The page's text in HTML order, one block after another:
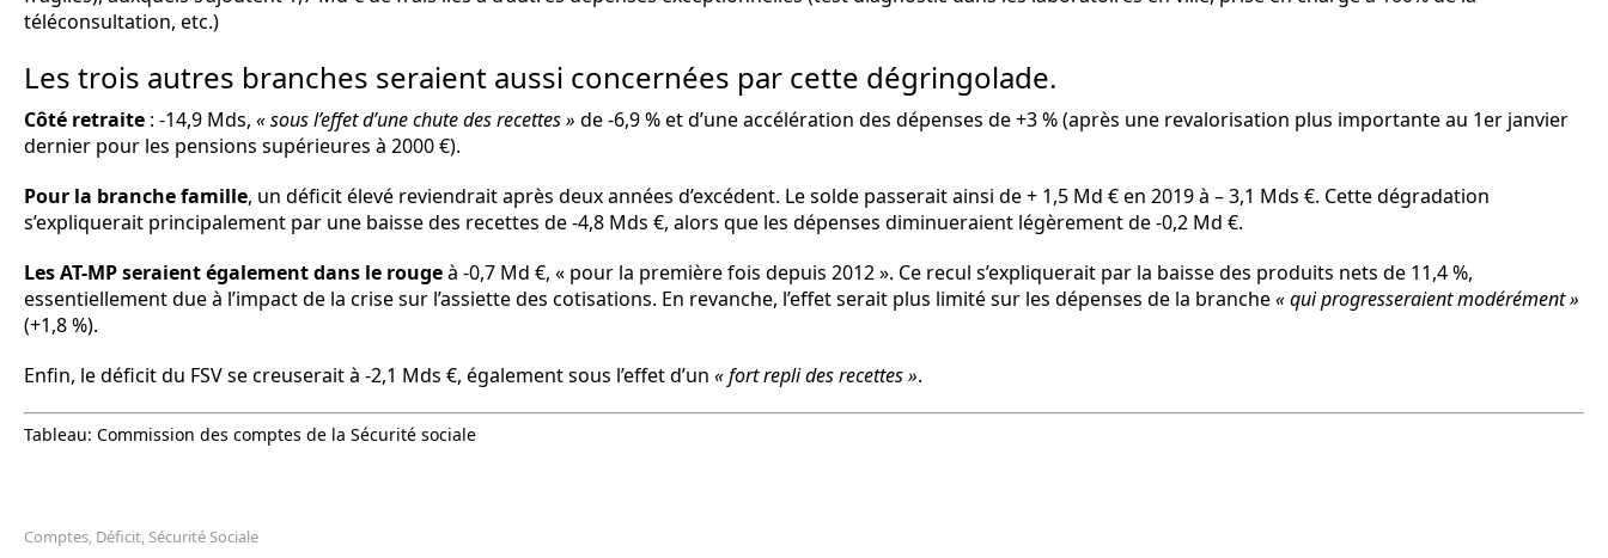
téléconsultation, etc.)
Les trois autres branches seraient aussi concernées par cette dégringolade.
Côté retraite : -14,9 Mds, « sous l’effet d’une chute des recettes » de -6,9 % et d’une accélération des dépenses de +3 % (après une revalorisation plus importante au 1er janvier
dernier pour les pensions supérieures à 2000 €).
Pour la branche famille, un déficit élevé reviendrait après deux années d’excédent. Le solde passerait ainsi de + 1,5 Md € en 2019 à – 3,1 Mds €. Cette dégradation
s’expliquerait principalement par une baisse des recettes de -4,8 Mds €, alors que les dépenses diminueraient légèrement de -0,2 Md €.
Les AT-MP seraient également dans le rougeà -0,7 Md €, « pour la première fois depuis 2012 ». Ce recul s’expliquerait par la baisse des produits nets de 11,4 %,
essentiellement due à l’impact de la crise sur l’assiette des cotisations. En revanche, l’effet serait plus limité sur les dépenses de la branche« qui progresseraient modérément »
(+1,8 %).
Enfin, le déficit du FSV se creuserait à -2,1 Mds €, également sous l’effet d’un « fort repli des recettes ».
Tableau: Commission des comptes de la Sécurité sociale
Comptes, Déficit, Sécurité Sociale